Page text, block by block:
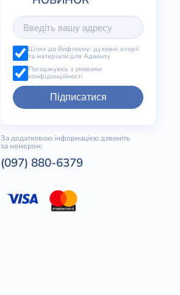
Шлях до Вифлеєму: духовні історії
та матеріали для Адвенту
Погоджуюсь з умовами
конфіденційності
Підписатися
За додатковою інформацією дзвоніть
за номером:
(097) 880-6379